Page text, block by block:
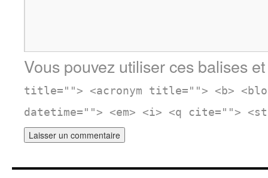
Vous pouvez utiliser ces balises
title=""> <acronym title=""> <b>
datetime=""> <em> <i> <q cite="">